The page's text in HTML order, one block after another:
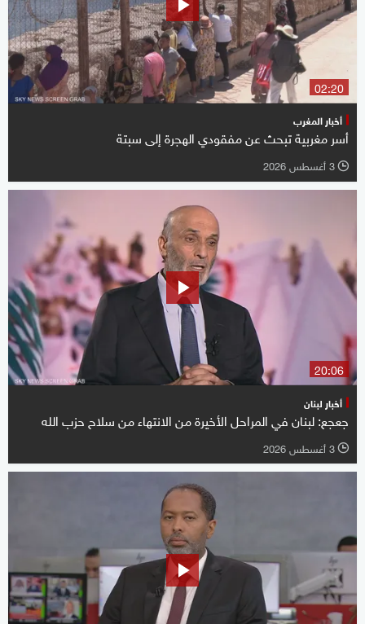
02:20
أخبار المغرب
أسر مغربية تبحث عن مفقودي الهجرة إلى سبتة
l 3 أغسطس 2026
20:06
أخبار لبنان
جعجع: لبنان في المراحل الأخيرة من الانتهاء من سلاح حزب الله
l 3 أغسطس 2026